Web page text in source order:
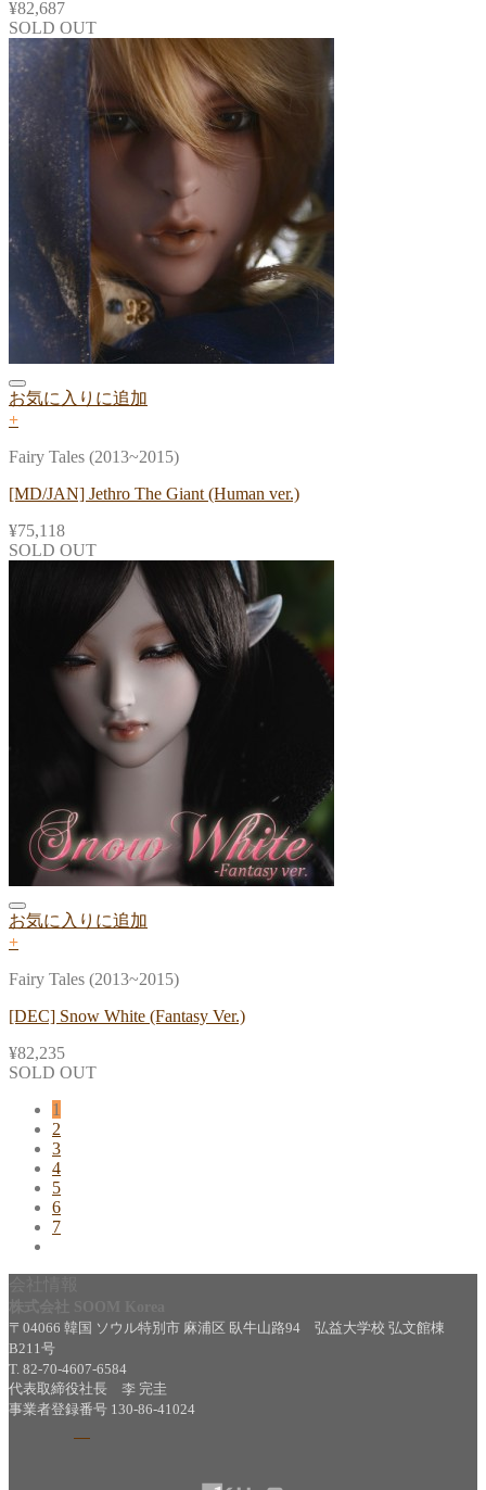
¥82,687
SOLD OUT
お気に入りに追加
+
Fairy Tales (2013~2015)
[MD/JAN] Jethro The Giant (Human ver.)
¥75,118
SOLD OUT
お気に入りに追加
+
Fairy Tales (2013~2015)
[DEC] Snow White (Fantasy Ver.)
¥82,235
SOLD OUT
1
2
3
4
5
6
7
〒04066 韓国 ソウル特別市 麻浦区 臥牛山路94 弘益大学校 弘文館棟
B211号
T. 82-70-4607-6584
代表取締役社長 李 完圭
事業者登録番号 130-86-41024